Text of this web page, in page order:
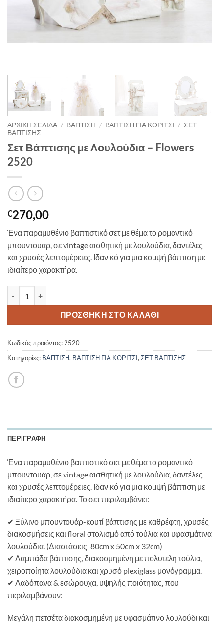
ΑΡΧΙΚΉ ΣΕΛΊΔΑ / ΒΑΠΤΙΣΗ / ΒΑΠΤΙΣΗ ΓΙΑ ΚΟΡΙΤΣΙ / ΣΕΤ
ΒΑΠΤΙΣΗΣ
Σετ Βάπτισης με Λουλούδια – Flowers
2520
€270,00
Ένα παραμυθένιο βαπτιστικό σετ με θέμα το ρομαντικό
μπουντουάρ, σε vintage αισθητική με λουλούδια, δαντέλες
και χρυσές λεπτομέρειες. Ιδανικό για μια κομψή βάπτιση με
ιδιαίτερο χαρακτήρα.
ΠΡΟΣΘΉΚΗ ΣΤΟ ΚΑΛΆΘΙ
Κωδικός προϊόντος: 2520
Κατηγορίες: ΒΑΠΤΙΣΗ, ΒΑΠΤΙΣΗ ΓΙΑ ΚΟΡΙΤΣΙ, ΣΕΤ ΒΑΠΤΙΣΗΣ
ΠΕΡΙΓΡΑΦΉ
Ένα παραμυθένιο βαπτιστικό σετ με θέμα το ρομαντικό
μπουντουάρ, σε vintage αισθητική με λουλούδια, δαντέλες
και χρυσές λεπτομέρειες. Ιδανικό για μια κομψή βάπτιση με
ιδιαίτερο χαρακτήρα. Το σετ περιλαμβάνει:
✔ Ξύλινο μπουντουάρ-κουτί βάπτισης με καθρέφτη, χρυσές
διακοσμήσεις και floral στολισμό από τούλια και υφασμάτινα
λουλούδια. (Διαστάσεις: 80cm x 50cm x 32cm)
✔ Λαμπάδα βάπτισης, διακοσμημένη με πολυτελή τούλια,
χειροποίητα λουλούδια και χρυσό plexiglass μονόγραμμα.
✔ Λαδόπανα & εσώρουχα, υψηλής ποιότητας, που
περιλαμβάνουν:
Μεγάλη πετσέτα διακοσμημένη με υφασμάτινο λουλούδι και